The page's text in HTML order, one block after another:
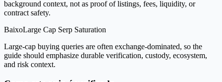
background context, not as proof of listings, fees, liquidity, or
contract safety.
BaixoLarge Cap Serp Saturation
Large-cap buying queries are often exchange-dominated, so the
guide should emphasize durable verification, custody, ecosystem,
and risk context.